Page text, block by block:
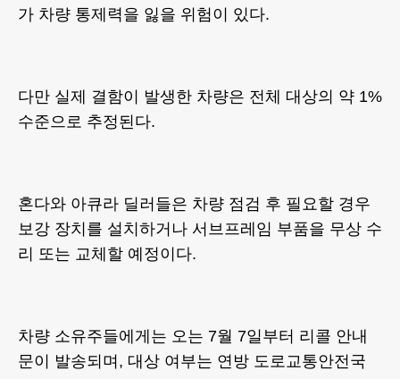
가 차량 통제력을 잃을 위험이 있다.
다만 실제 결함이 발생한 차량은 전체 대상의 약 1%
수준으로 추정된다.
혼다와 아큐라 딜러들은 차량 점검 후 필요할 경우
보강 장치를 설치하거나 서브프레임 부품을 무상 수
리 또는 교체할 예정이다.
차량 소유주들에게는 오는 7월 7일부터 리콜 안내
문이 발송되며, 대상 여부는 연방 도로교통안전국